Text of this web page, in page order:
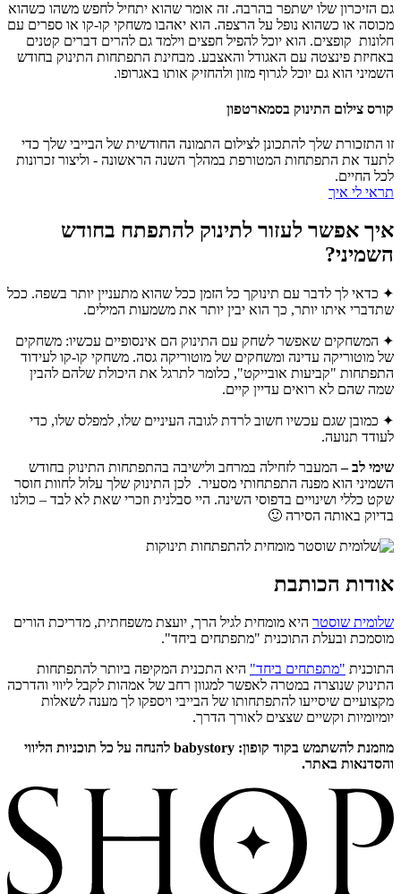
גם הזיכרון שלו ישתפר בהרבה. זה אומר שהוא יתחיל לחפש משהו כשהוא
מכוסה או כשהוא נופל על הרצפה. הוא יאהבו משחקי קו-קו או ספרים עם
חלונות קופצים. הוא יוכל להפיל חפצים וילמד גם להרים דברים קטנים
באחיזת פינצטה עם האגודל והאצבע. מבחינת התפתחות התינוק בחודש
השמיני הוא גם יוכל לגרוף מזון ולהחזיק אותו באגרופו.
קורס צילום התינוק בסמארטפון
זו התזכורת שלך להתכונן לצילום התמונה החודשית של הבייבי שלך כדי
לתעד את התפתחות המטורפת במהלך השנה הראשונה - וליצור זכרונות
לכל החיים.
תראי לי איך
איך אפשר לעזור לתינוק להתפתח בחודש
השמיני?
✦ כדאי לך לדבר עם תינוקך כל הזמן ככל שהוא מתעניין יותר בשפה. ככל
שתדברי איתו יותר, כך הוא יבין יותר את משמעות המילים.
✦ המשחקים שאפשר לשחק עם התינוק הם אינסופיים עכשיו: משחקים
של מוטוריקה עדינה ומשחקים של מוטוריקה גסה. משחקי קו-קו לעידוד
התפתחות "קביעות אובייקט", כלומר לתרגל את היכולת שלהם להבין
שמה שהם לא רואים עדיין קיים.
✦ כמובן שגם עכשיו חשוב לרדת לגובה העיניים שלו, למפלס שלו, כדי
לעודד תנועה.
שימי לב –המעבר לזחילה במרחב ולישיבה בהתפתחות התינוק בחודש
השמיני הוא מפנה התפתחותי מסעיר. לכן התינוק שלך עלול לחוות חוסר
שקט כללי ושינויים בדפוסי השינה. היי סבלנית וזכרי שאת לא לבד – כולנו
בדיוק באותה הסירה 🙂
אודות הכותבת
שלומית שוסטר היא מומחית לגיל הרך, יועצת משפחתית, מדריכת הורים
מוסמכת ובעלת התוכנית "מתפתחים ביחד".
התוכנית "מתפתחים ביחד" היא התכנית המקיפה ביותר להתפתחות
התינוק שנוצרה במטרה לאפשר למגוון רחב של אמהות לקבל ליווי והדרכה
מקצועיים שיסייעו להתפתחותו של הבייבי ויספקו לך מענה לשאלות
יומיומיות וקשיים שצצים לאורך הדרך.
מוזמנת להשתמש בקוד קופון: babystory להנחה על כל תוכניות הליווי
והסדנאות באתר.